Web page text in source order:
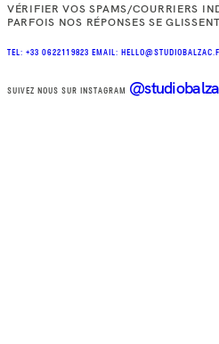
VÉRIFIER VOS SPAMS/COURRIERS
PARFOIS NOS RÉPONSES SE
TEL: +33 0622119823 EMAIL:
SUIVEZ NOUS SUR INSTAGRAM